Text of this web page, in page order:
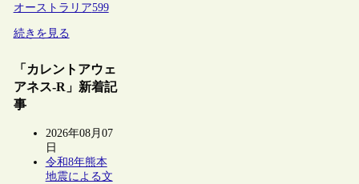
オーストラリア599
続きを見る
「カレントアウェ
アネス-R」新着記
事
2026年08月07
日
令和8年熊本
地震による文